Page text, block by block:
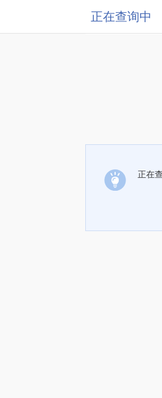
正在查询中
正在